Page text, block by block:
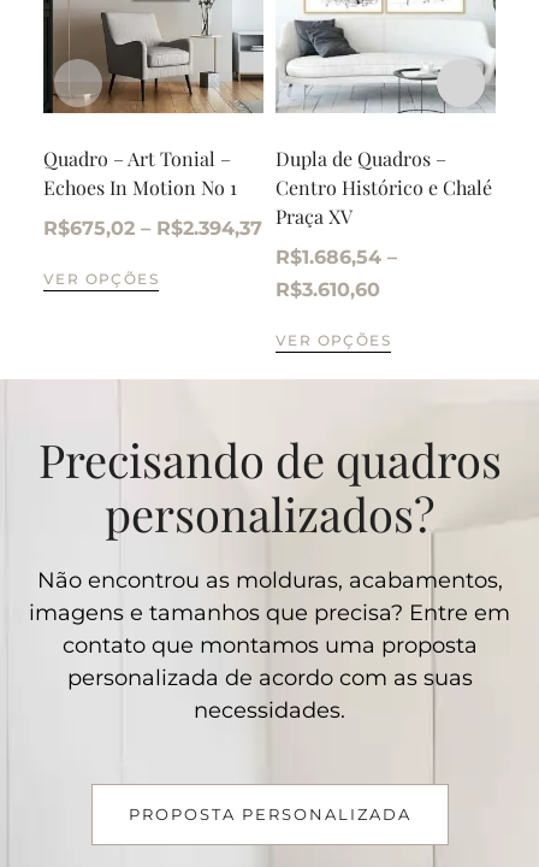
Quadro – Art Tonial –
Echoes In Motion No 1
R$675,02 – R$2.394,37
VER OPÇÕES
Dupla de Quadros –
Centro Histórico e Chalé
Praça XV
R$1.686,54 –
R$3.610,60
VER OPÇÕES
Precisando de quadros
personalizados?
Não encontrou as molduras, acabamentos,
imagens e tamanhos que precisa? Entre em
contato que montamos uma proposta
personalizada de acordo com as suas
necessidades.
PROPOSTA PERSONALIZADA